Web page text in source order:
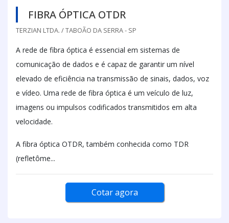
FIBRA ÓPTICA OTDR
TERZIAN LTDA. / TABOÃO DA SERRA - SP
A rede de fibra óptica é essencial em sistemas de
comunicação de dados e é capaz de garantir um nível
elevado de eficiência na transmissão de sinais, dados, voz
e vídeo. Uma rede de fibra óptica é um veículo de luz,
imagens ou impulsos codificados transmitidos em alta
velocidade.
A fibra óptica OTDR, também conhecida como TDR
(refletôme...
Cotar agora